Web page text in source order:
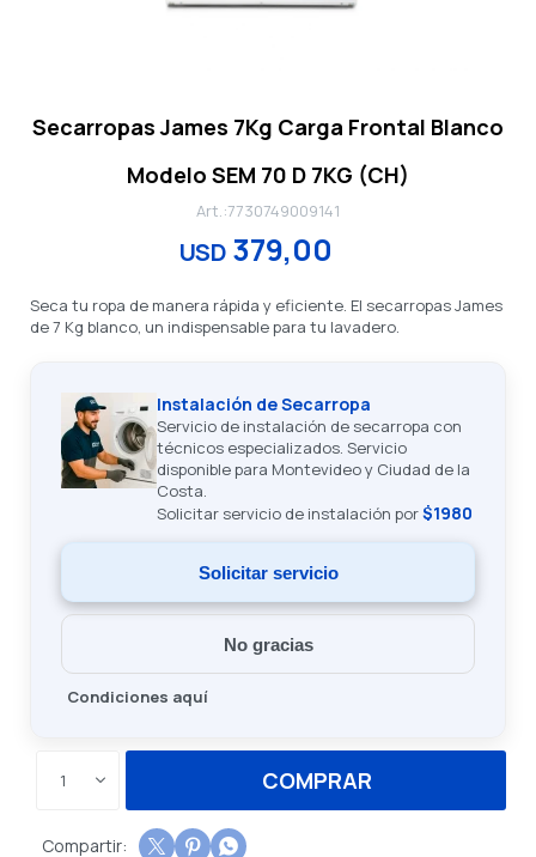
Secarropas James 7Kg Carga Frontal Blanco
Modelo SEM 70 D 7KG (CH)
7730749009141
USD 379,00
Seca tu ropa de manera rápida y eficiente. El secarropas James
de 7 Kg blanco, un indispensable para tu lavadero.
Instalación de Secarropa
Servicio de instalación de secarropa con
técnicos especializados. Servicio
disponible para Montevideo y Ciudad de la
Costa.
Solicitar servicio de instalación por$1980
Solicitar servicio
No gracias
Condiciones aquí
1 COMPRAR
  